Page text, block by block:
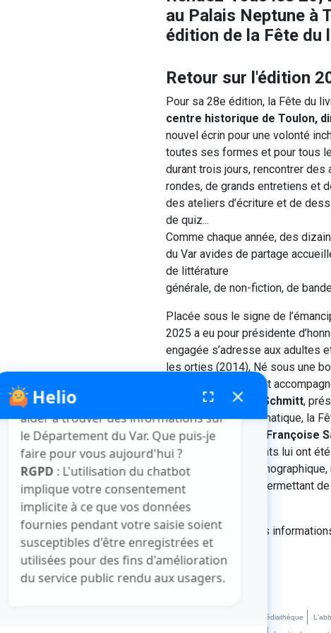
au Palais Neptune à
édition de la Fête du
Retour sur l'édition
Pour sa 28e édition, la Fête du
centre historique de Toulon,
nouvel écrin pour une volonté
toutes ses formes et pour tous
durant trois jours, rencontrer
rondes, de grands entretiens et
des ateliers d’écriture et de
de quiz...
Comme chaque année, des
du Var avides de partage
de littérature
générale, de non-fiction, de
Placée sous le signe de
2025 a eu pour présidente
engagée s’adresse aux adultes
les orties (2014), Né sous une
La Fugue (2025) était
et Éric-Emmanuel Schmitt,
Suivant sa ligne thématique, la
rendrehommage à Françoise
nombreux événements lui ont
entre exposition
lectures publiques permettant
dentelée.
Retrouvez toutes les
La médiathèque
Helio fenêtre de chatbot
Bonjour, je suis Helio. Je peux vous
aider à trouver des informations sur
le Département du Var. Que puis-je
faire pour vous aujourd'hui ?
RGPD : L'utilisation du chatbot
implique votre consentement
implicite à ce que vos données
fournies pendant votre saisie soient
susceptibles d'être enregistrées et
utilisées pour des fins d'amélioration
du service public rendu aux usagers.